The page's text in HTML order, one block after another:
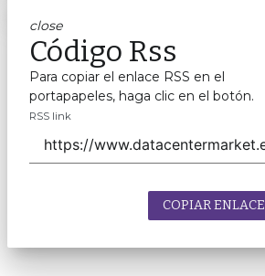
close
Código Rss
Para copiar el enlace RSS en el
portapapeles, haga clic en el botón.
RSS link
COPIAR ENLACE